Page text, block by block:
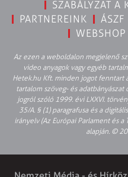
SZABÁLYZAT A
PARTNEREINK
ÁSZF
WEBSHOP
Az ezen a weboldalon megjelenő
video anyagok vagy egyéb
Hetek.hu Kft. minden jogot fenntart
tartalom szöveg- és adatbányászat
jogról szóló 1999. évi LXXVI.
35/A. § (1) paragrafusa és a
irányelv (Az Európai Parlament és a
alapján. ©